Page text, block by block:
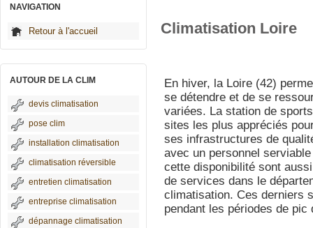
NAVIGATION
Retour à l'accueil
AUTOUR DE LA CLIM
devis climatisation
pose clim
installation climatisation
climatisation réversible
entretien climatisation
entreprise climatisation
dépannage climatisation
Climatisation Loire
En hiver, la Loire (42)
se détendre et de se
variées. La station de
sites les plus appréciés
ses infrastructures de
avec un personnel
cette disponibilité sont
de services dans le
climatisation. Ces derniers
pendant les périodes de pic